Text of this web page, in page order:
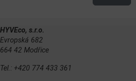
HYVEco, s.r.o.
Evropská 682
664 42 Modřice
Tel.: +420 774 433 361